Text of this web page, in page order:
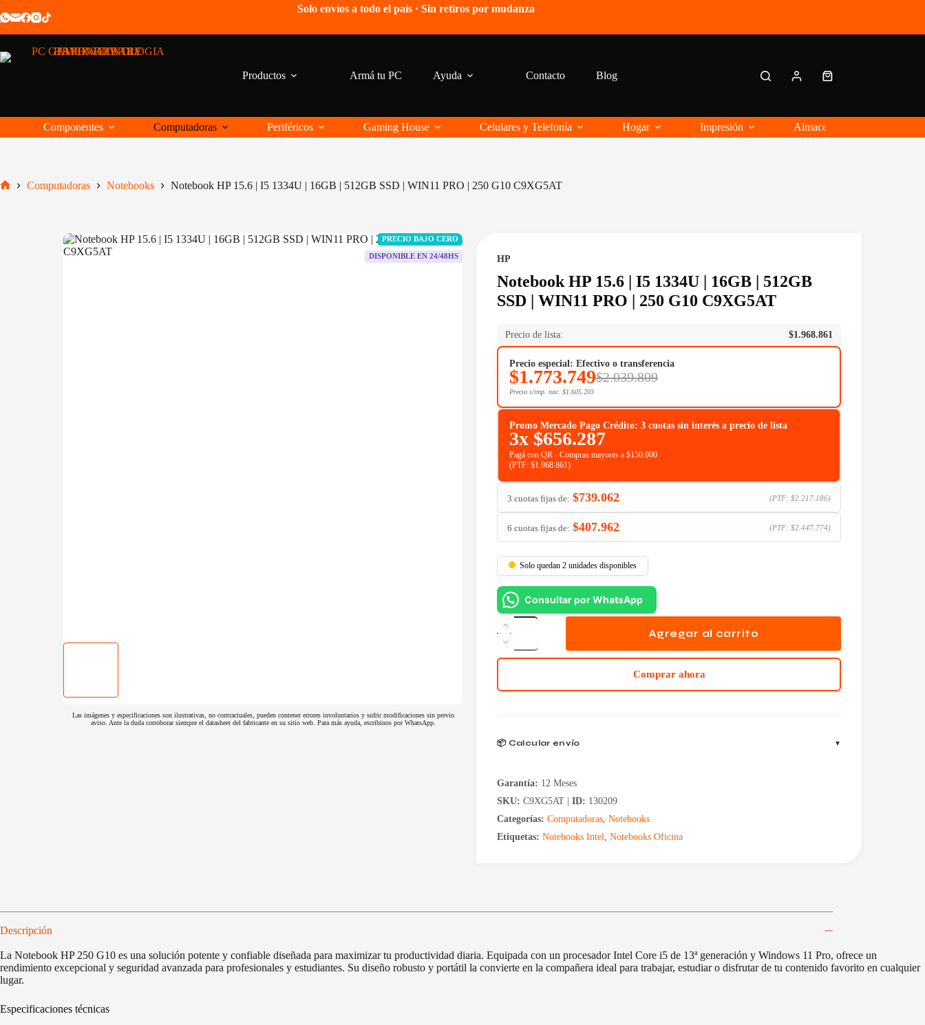
al
Solo envíos a todo el país · Sin retiros por mudanza
Productos Armá tu PC Ayuda Contacto Blog
Carro
Componentes
Computadoras Periféricos Gaming House Celulares y Telefonía Hogar Impresión Almacenamiento Externo
Computadoras Notebooks Notebook HP 15.6 | I5 1334U | 16GB | 512GB SSD | WIN11 PRO | 250 G10 C9XG5AT
PRECIO BAJO CERO
DISPONIBLE EN 24/48HS
Las imágenes y especificaciones son ilustrativas, no contractuales, pueden contener errores involuntarios y sufrir modificaciones sin previo
aviso. Ante la duda corroborar siempre el datasheet del fabricante en su sitio web. Para más ayuda, escribinos por WhatsApp.
HP
Notebook HP 15.6 | I5 1334U | 16GB | 512GB
SSD | WIN11 PRO | 250 G10 C9XG5AT
Precio de lista: $1.968.861
Precio especial: Efectivo o transferencia
$1.773.749$2.039.809
Precio s/imp. nac. $1.605.203
Promo Mercado Pago Crédito: 3 cuotas sin interés a precio de lista
3x $656.287
Pagá con QR - Compras mayores a $150.000
(PTF: $1.968.861)
3 cuotas fijas de: $739.062 (PTF: $2.217.186)
6 cuotas fijas de: $407.962 (PTF: $2.447.774)
Solo quedan 2 unidades disponibles
Consultar por WhatsApp
Notebook
HP
15.6
|
|
SSD
|
250
C9XG5AT
cantidad
Agregar al carrito
Comprar ahora
📦 Calcular envío
Garantía: 12 Meses
SKU: C9XG5AT | ID: 130209
Categorías: Computadoras, Notebooks
Etiquetas: Notebooks Intel, Notebooks Oficina
Descripción
La Notebook HP 250 G10 es una solución potente y confiable diseñada para maximizar tu productividad diaria. Equipada con un procesador Intel Core i5 de 13ª generación y Windows 11 Pro, ofrece un
rendimiento excepcional y seguridad avanzada para profesionales y estudiantes. Su diseño robusto y portátil la convierte en la compañera ideal para trabajar, estudiar o disfrutar de tu contenido favorito en cualquier
lugar.
Especificaciones técnicas